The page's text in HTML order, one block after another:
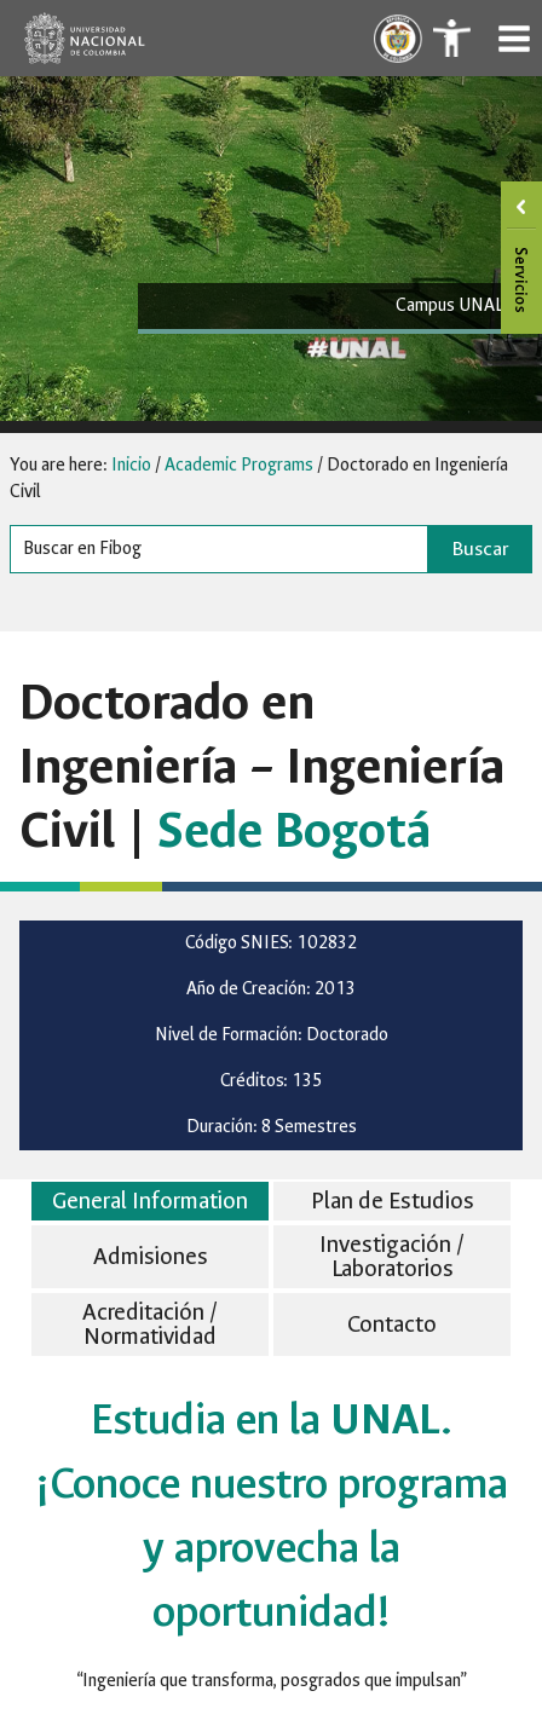
content
. .
Campus UNAL
You are here: Inicio /Academic Programs / Doctorado en Ingeniería
Civil
Buscar
Doctorado en
Ingeniería – Ingeniería
Civil | Sede Bogotá
Código SNIES: 102832
Año de Creación: 2013
Nivel de Formación: Doctorado
Créditos: 135
Duración: 8 Semestres
General Information
Plan de Estudios
Admisiones
Investigación /
Laboratorios
Acreditación /
Normatividad
Contacto
Estudia en la UNAL.
¡Conoce nuestro programa
y aprovecha la
oportunidad!
“Ingeniería que transforma, posgrados que impulsan”